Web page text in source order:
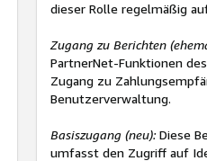
dieser Rolle regelmäßig
Zugang zu Berichten
PartnerNet-Funktionen
Zugang zu
Benutzerverwaltung.
Basiszugang (neu):Diese
umfasst den Zugriff auf